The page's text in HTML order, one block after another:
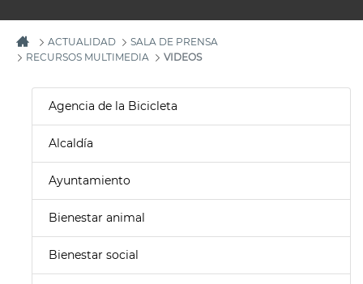
ACTUALIDAD
SALA DE PRENSA
RECURSOS MULTIMEDIA
VIDEOS
Agencia de la Bicicleta
Alcaldía
Ayuntamiento
Bienestar animal
Bienestar social